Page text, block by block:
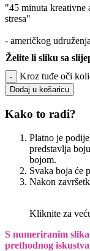
"45 minuta kreativne
stresa"
- američkog
Želite li sliku sa
Kroz tuđe oči
Dodaj u košaricu
Kako to radi?
Platno je
predstavlja
bojom.
Svaka boja će
Nakon
Kliknite za
S numeriranim
prethodnog